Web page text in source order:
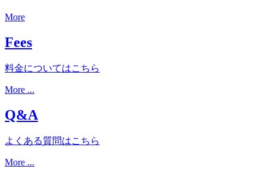
More
Fees
料金についてはこちら
More ...
Q&A
よくある質問はこちら
More ...